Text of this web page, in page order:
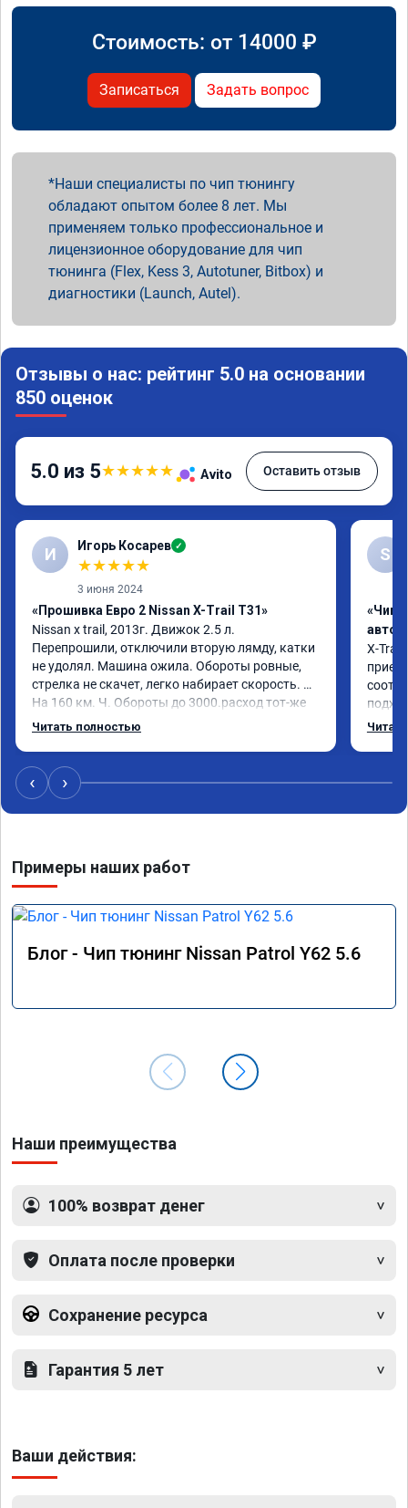
Стоимость: от 14000 ₽
Записаться Задать вопрос
Наши специалисты по чип тюнингу
обладают опытом более 8 лет. Мы
применяем только профессиональное и
лицензионное оборудование для чип
тюнинга (Flex, Kess 3, Autotuner, Bitbox) и
диагностики (Launch, Autel).
Отзывы о нас: рейтинг 5.0 на основании
850 оценок
5.0 из 5★★★★★ Avito Оставить отзыв
И Игорь Косарев ✓
★★★★★
3 июня 2024
«Прошивка Евро 2 Nissan X-Trail T31»
Nissan x trаil, 2013г. Движок 2.5 л.
Перепрошили, отключили вторую лямду, катки
не удолял. Машина ожила. Обороты ровные,
стрелка не скачет, легко набирает скорость.
На 160 км. Ч. Обороты до 3000.расход тот-же
без изменения 12л. Услугой доволен.
Читать полностью
S
«Чип
X-Trail
‹ ›
Примеры наших работ
Блог - Чип тюнинг Nissan Patrol Y62 5.6
Наши преимущества
100% возврат денег
Оплата после проверки
Сохранение ресурса
Гарантия 5 лет
Ваши действия: